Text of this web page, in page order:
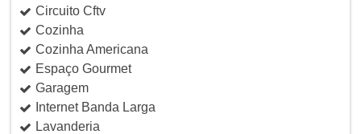
Circuito Cftv
Cozinha
Cozinha Americana
Espaço Gourmet
Garagem
Internet Banda Larga
Lavanderia